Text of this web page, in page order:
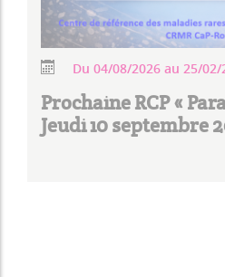
Du 04/08/2026 au 25/02/
Prochaine RCP «
Jeudi 10 septembre